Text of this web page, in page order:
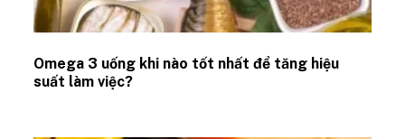
Omega 3 uống khi nào tốt nhất để tăng hiệu
suất làm việc?